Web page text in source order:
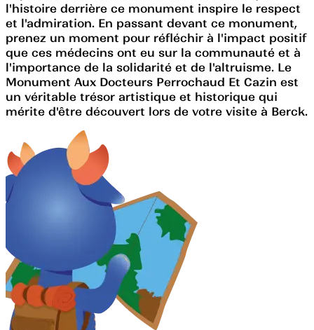
l'histoire derrière ce monument inspire le respect
et l'admiration. En passant devant ce monument,
prenez un moment pour réfléchir à l'impact positif
que ces médecins ont eu sur la communauté et à
l'importance de la solidarité et de l'altruisme. Le
Monument Aux Docteurs Perrochaud Et Cazin est
un véritable trésor artistique et historique qui
mérite d'être découvert lors de votre visite à Berck.